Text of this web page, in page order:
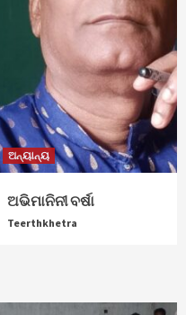
ଅନ୍ୟାନ୍ୟ
ଅଭିମାନିନୀ ବର୍ଷା
Teerthkhetra